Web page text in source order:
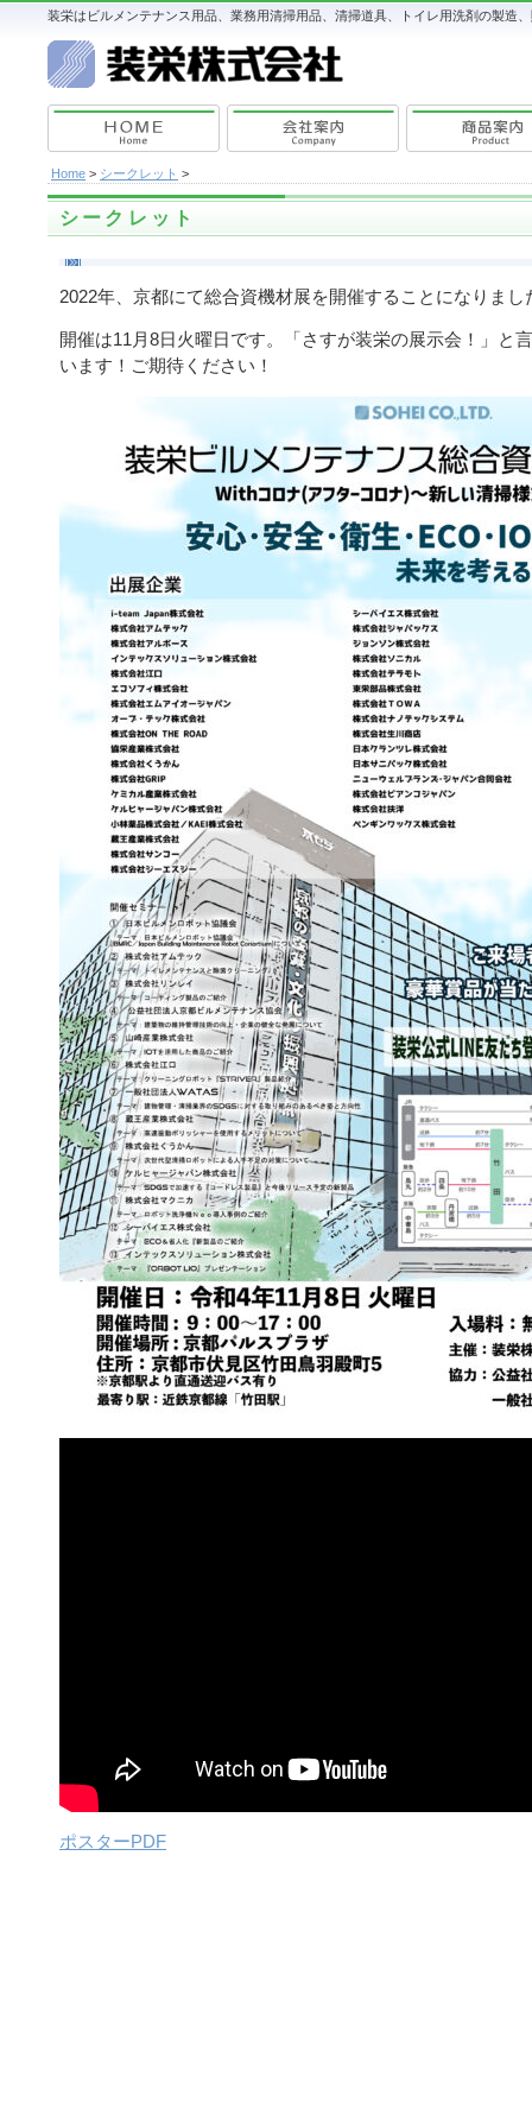
装栄はビルメンテナンス用品、業務用清掃用品、清掃道具、トイレ用洗剤の製造
Home > シークレット >
シークレット
2022年、京都にて総合資機材展を開催することになりまし
開催は11月8日火曜日です。「さすが装栄の展示会！」と
います！ご期待ください！
ポスターPDF